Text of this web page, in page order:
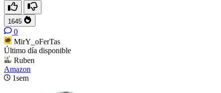
1645
0
MirY_oFerTas
Último día disponible
Ruben
Amazon
1sem